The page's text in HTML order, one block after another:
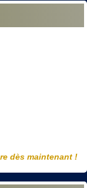
dès maintenant !